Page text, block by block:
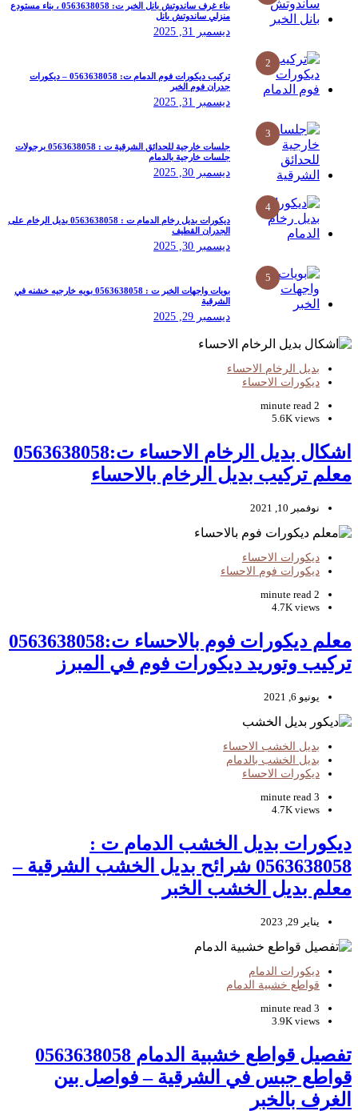
بناء غرف ساندوتش بانل الخبر ت: 0563638058 ، بناء مستودع
منزلي ساندوتش بانل
ديسمبر 31, 2025
2
تركيب ديكورات فوم الدمام ت: 0563638058 – ديكورات
جدران فوم الخبر
ديسمبر 31, 2025
3
جلسات خارجية للحدائق الشرقية ت : 0563638058 برجولات
جلسات خارجية بالدمام
ديسمبر 30, 2025
4
ديكورات بديل رخام الدمام ت : 0563638058 بديل الرخام على
الجدران القطيف
ديسمبر 30, 2025
5
بويات واجهات الخبر ت : 0563638058 بويه خارجيه خشنه في
الشرقية
ديسمبر 29, 2025
بديل الرخام الاحساء
ديكورات الاحساء
2 minute read
5.6K views
اشكال بديل الرخام الاحساء ت:0563638058
معلم تركيب بديل الرخام بالاحساء
نوفمبر 10, 2021
ديكورات الاحساء
ديكورات فوم الاحساء
2 minute read
4.7K views
معلم ديكورات فوم بالاحساء ت:0563638058
تركيب وتوريد ديكورات فوم في المبرز
يونيو 6, 2021
بديل الخشب الاحساء
بديل الخشب بالدمام
ديكورات الاحساء
3 minute read
4.7K views
ديكورات بديل الخشب الدمام ت :
0563638058 شرائح بديل الخشب الشرقية –
معلم بديل الخشب الخبر
يناير 29, 2023
ديكورات الدمام
قواطع خشبية الدمام
3 minute read
3.9K views
تفصيل قواطع خشبية الدمام 0563638058
قواطع جبس في الشرقية – فواصل بين
الغرف بالخبر